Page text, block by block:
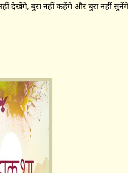
बुरा नहीं कहेंगे और बुरा नहीं सुनेंगे